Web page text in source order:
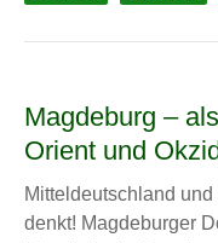
Magdeburg –
Orient und
Mitteldeutschland
denkt! Magdeburger